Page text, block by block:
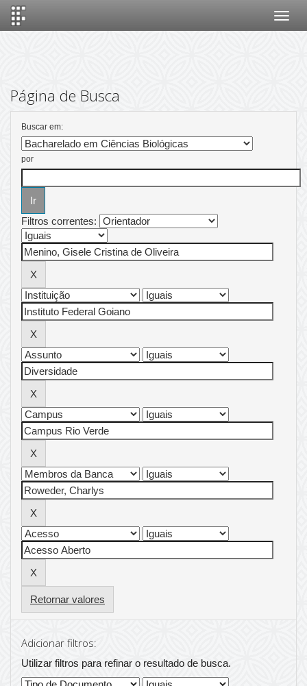
Página de Busca
Buscar em:
por
Filtros correntes:
Retornar valores
Adicionar filtros:
Utilizar filtros para refinar o resultado de busca.